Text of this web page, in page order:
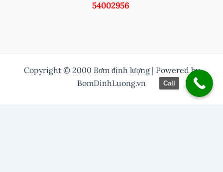
54002956
Copyright © 2000 Bơm định lượng | Powered by
BomDinhLuong.vn
Call